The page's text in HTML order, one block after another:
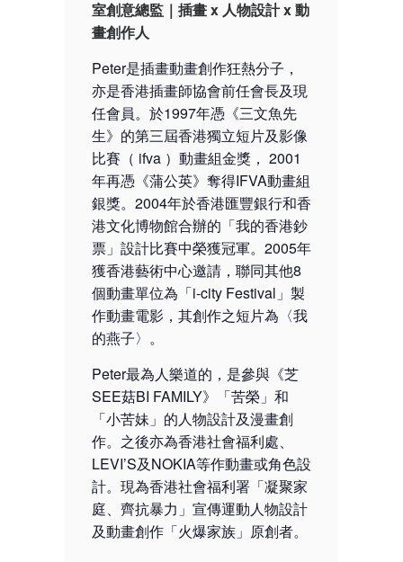
室創意總監｜ 插畫 x 人物設計 x 動
畫創作人
Peter是插畫動畫創作狂熱分子，
亦是香港插畫師協會前任會長及現
任會員。於1997年憑《三文魚先
生》的第三屆香港獨立短片及影像
比賽（ ifva ）動畫組金獎， 2001
年再憑《蒲公英》奪得IFVA動畫組
銀獎。2004年於香港匯豐銀行和香
港文化博物館合辦的「我的香港鈔
票」設計比賽中榮獲冠軍。2005年
獲香港藝術中心邀請，聯同其他8
個動畫單位為「i-city Festival」製
作動畫電影，其創作之短片為〈我
的燕子〉。
Peter最為人樂道的，是參與《芝
SEE菇BI FAMILY》「苦榮」和
「小苦妹」的人物設計及漫畫創
作。之後亦為香港社會福利處、
LEVI’S及NOKIA等作動畫或角色設
計。現為香港社會福利署「凝聚家
庭、齊抗暴力」宣傳運動人物設計
及動畫創作「火爆家族」原創者。